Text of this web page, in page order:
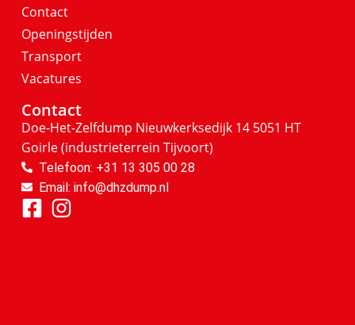
Contact
Openingstijden
Transport
Vacatures
Contact
Doe-Het-Zelfdump Nieuwkerksedijk 14 5051 HT
Goirle(industrieterrein Tijvoort)
Telefoon: +31 13 305 00 28
Email: info@dhzdump.nl